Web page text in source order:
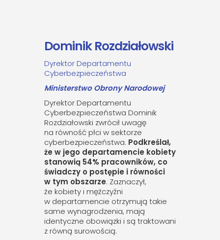
Dominik Rozdziałowski
Dyrektor Departamentu
Cyberbezpieczeństwa
Ministerstwo Obrony Narodowej
Dyrektor Departamentu
Cyberbezpieczeństwa Dominik
Rozdziałowski zwrócił uwagę
na równość płci w sektorze
cyberbezpieczeństwa. Podkreślał,
że w jego departamencie kobiety
stanowią 54% pracowników, co
świadczy o postępie i równości
w tym obszarze. Zaznaczył,
że kobiety i mężczyźni
w departamencie otrzymują takie
same wynagrodzenia, mają
identyczne obowiązki i są traktowani
z równą surowością.